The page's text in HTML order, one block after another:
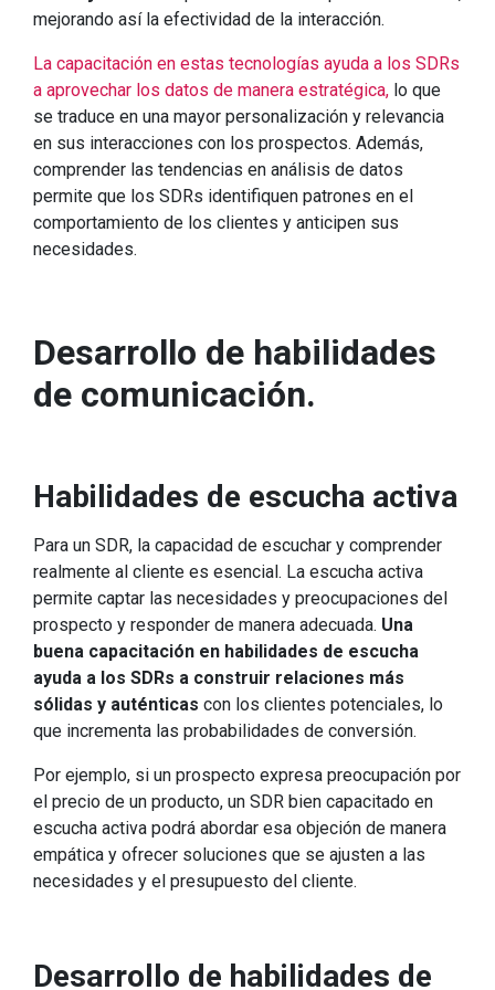
mejorando así la efectividad de la interacción.
La capacitación en estas tecnologías ayuda a los SDRs
a aprovechar los datos de manera estratégica, lo que
se traduce en una mayor personalización y relevancia
en sus interacciones con los prospectos. Además,
comprender las tendencias en análisis de datos
permite que los SDRs identifiquen patrones en el
comportamiento de los clientes y anticipen sus
necesidades.
Desarrollo de habilidades
de comunicación.
Habilidades de escucha activa
Para un SDR, la capacidad de escuchar y comprender
realmente al cliente es esencial. La escucha activa
permite captar las necesidades y preocupaciones del
prospecto y responder de manera adecuada. Una
buena capacitación en habilidades de escucha
ayuda a los SDRs a construir relaciones más
sólidas y auténticas con los clientes potenciales, lo
que incrementa las probabilidades de conversión.
Por ejemplo, si un prospecto expresa preocupación por
el precio de un producto, un SDR bien capacitado en
escucha activa podrá abordar esa objeción de manera
empática y ofrecer soluciones que se ajusten a las
necesidades y el presupuesto del cliente.
Desarrollo de habilidades de